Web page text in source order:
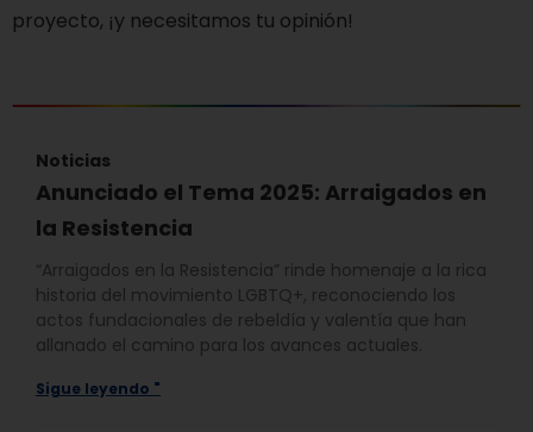
proyecto, ¡y necesitamos tu opinión!
Noticias
Anunciado el Tema 2025: Arraigados en
la Resistencia
“Arraigados en la Resistencia” rinde homenaje a la rica
historia del movimiento LGBTQ+, reconociendo los
actos fundacionales de rebeldía y valentía que han
allanado el camino para los avances actuales.
Sigue leyendo "